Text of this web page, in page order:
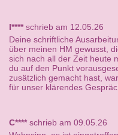
I****schrieb am 12.05.26
Deine schriftliche
über meinen HM gewusst,
sich nach all der Zeit heute
du auf den Punkt
zusätzlich gemacht hast,
für unser klärendes
C****schrieb am 09.05.26